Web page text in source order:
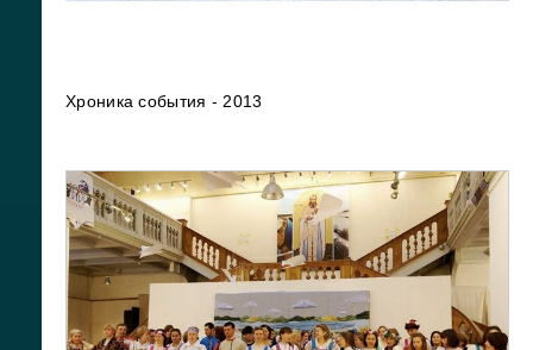
Хроника события - 2013